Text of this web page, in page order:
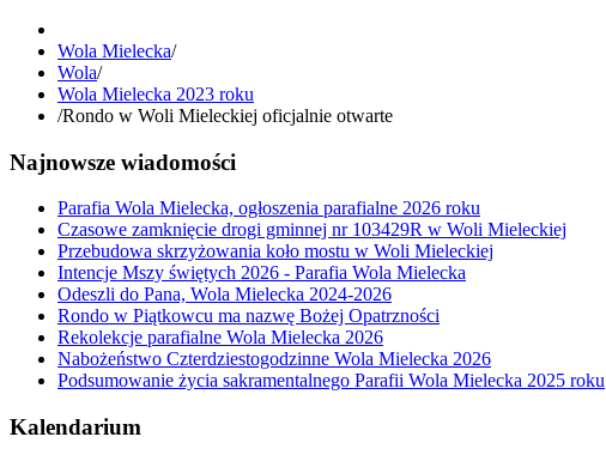
Wola Mielecka/
Wola/
Wola Mielecka 2023 roku
/Rondo w Woli Mieleckiej oficjalnie otwarte
Najnowsze wiadomości
Parafia Wola Mielecka, ogłoszenia parafialne 2026 roku
Czasowe zamknięcie drogi gminnej nr 103429R w Woli Mieleckiej
Przebudowa skrzyżowania koło mostu w Woli Mieleckiej
Intencje Mszy świętych 2026 - Parafia Wola Mielecka
Odeszli do Pana, Wola Mielecka 2024-2026
Rondo w Piątkowcu ma nazwę Bożej Opatrzności
Rekolekcje parafialne Wola Mielecka 2026
Nabożeństwo Czterdziestogodzinne Wola Mielecka 2026
Podsumowanie życia sakramentalnego Parafii Wola Mielecka 2025 roku
Kalendarium